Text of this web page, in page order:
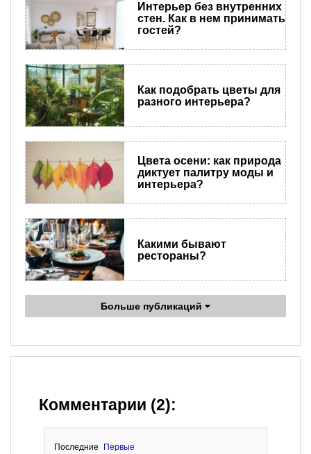
Интерьер без внутренних
стен. Как в нем принимать
гостей?
Как подобрать цветы для
разного интерьера?
Цвета осени: как природа
диктует палитру моды и
интерьера?
Какими бывают
рестораны?
Больше публикаций
Комментарии (2):
Последние
Первые